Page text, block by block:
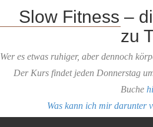
Slow Fitness –
zu
Wer es etwas ruhiger, aber dennoch
Der Kurs findet jeden Donnerstag
Buche
Was kann ich mir darunter